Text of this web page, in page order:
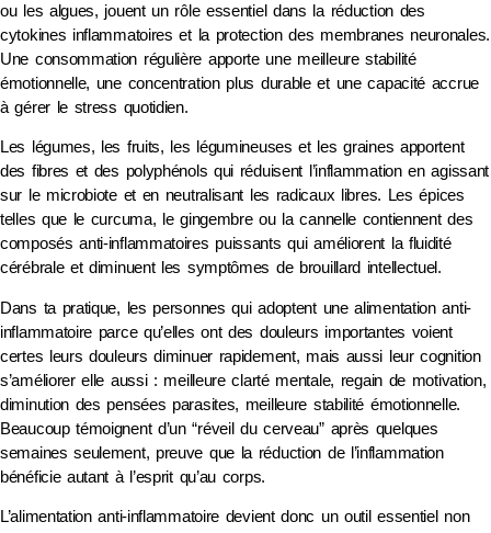
ou les algues, jouent un rôle essentiel dans la réduction des
cytokines inflammatoires et la protection des membranes neuronales.
Une consommation régulière apporte une meilleure stabilité
émotionnelle, une concentration plus durable et une capacité accrue
à gérer le stress quotidien.
Les légumes, les fruits, les légumineuses et les graines apportent
des fibres et des polyphénols qui réduisent l’inflammation en agissant
sur le microbiote et en neutralisant les radicaux libres. Les épices
telles que le curcuma, le gingembre ou la cannelle contiennent des
composés anti-inflammatoires puissants qui améliorent la fluidité
cérébrale et diminuent les symptômes de brouillard intellectuel.
Dans ta pratique, les personnes qui adoptent une alimentation anti-
inflammatoire parce qu’elles ont des douleurs importantes voient
certes leurs douleurs diminuer rapidement, mais aussi leur cognition
s’améliorer elle aussi : meilleure clarté mentale, regain de motivation,
diminution des pensées parasites, meilleure stabilité émotionnelle.
Beaucoup témoignent d’un “réveil du cerveau” après quelques
semaines seulement, preuve que la réduction de l’inflammation
bénéficie autant à l’esprit qu’au corps.
L’alimentation anti-inflammatoire devient donc un outil essentiel non